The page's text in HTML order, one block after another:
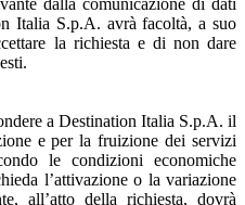
dalla comunicazione di dati
Italia S.p.A. avrà facoltà, a suo
la richiesta e di non dare
a Destination Italia S.p.A. il
e per la fruizione dei servizi
le condizioni economiche
l’attivazione o la variazione
all’atto della richiesta, dovrà